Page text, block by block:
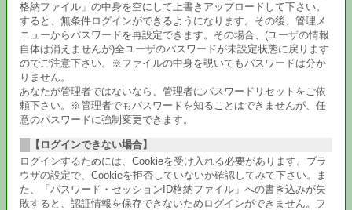
格納ファイル」の中身を空にして上書きアップロードして下さい。
すると、無条件ログインができるようになります。その後、管理メ
ニューからパスワードを再設定できます。その場合、(ユーザの情報
自体は消えませんが)全ユーザのパスワードが未設定状態に戻ります
のでご注意下さい。※ファイルの中身を覗いてもパスワードは分か
りません。
あなたが管理者ではないなら、管理者にパスワードリセットをご依
頼下さい。※管理者でもパスワードを知ることはできませんが、任
意のパスワードに強制変更できます。
【ログインできない場合】
ログインするためには、Cookieを受け入れる必要があります。ブラ
ウザの設定で、Cookieを拒否していないか確認してみて下さい。ま
た、「パスワード・セッションID格納ファイル」への書き込みが失
敗すると、認証情報を保存できないためログインができません。フ